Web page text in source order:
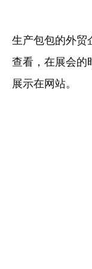
生产包包的外贸
查看，在展会的
展示在网站。